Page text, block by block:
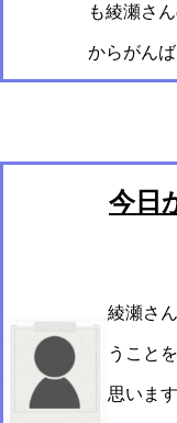
も綾瀬さ
からがんば
今日
綾瀬さ
うこと
思います